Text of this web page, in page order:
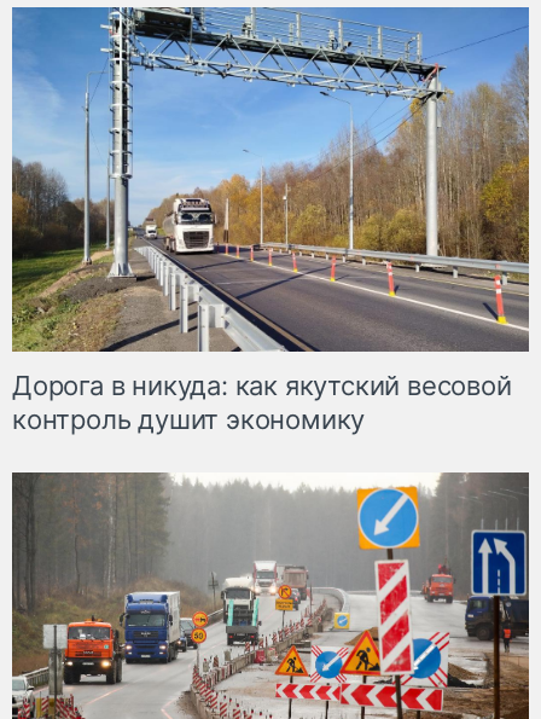
Дорога в никуда: как якутский весовой
контроль душит экономику